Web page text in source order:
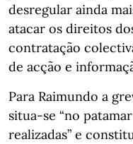
desregular ainda
atacar os direitos
contratação
de acção e
Para Raimundo a
situa-se “no
realizadas” e